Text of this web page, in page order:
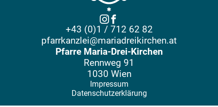
+43 (0)1 / 712 62 82
pfarrkanzlei@mariadreikirchen.at
Pfarre Maria-Drei-Kirchen
Rennweg 91
1030 Wien
Impressum
Datenschutzerklärung